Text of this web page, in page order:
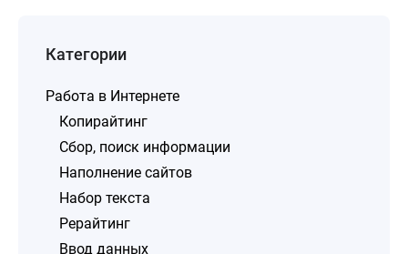
Категории
Работа в Интернете
Копирайтинг
Сбор, поиск информации
Наполнение сайтов
Набор текста
Рерайтинг
Ввод данных